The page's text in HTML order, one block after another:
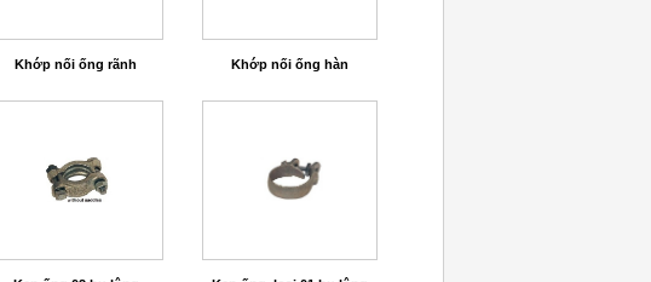
Khớp nối ống rãnh Khớp nối ống hàn